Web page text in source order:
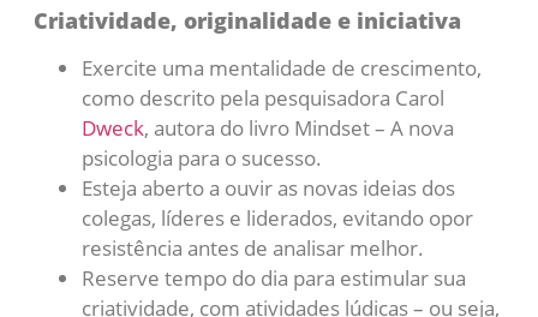
Criatividade, originalidade e iniciativa
Exercite uma mentalidade de crescimento,
como descrito pela pesquisadora Carol
Dweck, autora do livro Mindset – A nova
psicologia para o sucesso.
Esteja aberto a ouvir as novas ideias dos
colegas, líderes e liderados, evitando opor
resistência antes de analisar melhor.
Reserve tempo do dia para estimular sua
criatividade, com atividades lúdicas – ou seja,